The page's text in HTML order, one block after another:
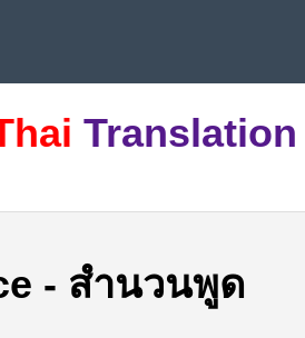
Translation
- สำนวนพูด